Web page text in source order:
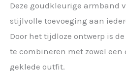
-
182740
aantal
Deze goudkleurige armband
stijlvolle toevoeging aan
Door het tijdloze ontwerp is
te combineren met zowel een
geklede outfit.